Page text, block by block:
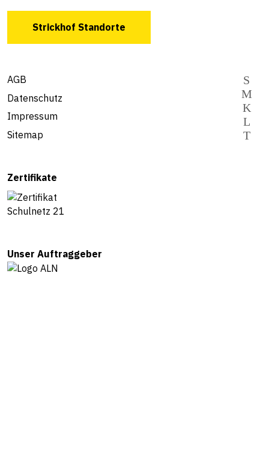
Strickhof Standorte
AGB
Datenschutz
Impressum
Sitemap
Zertifikate
Unser Auftraggeber